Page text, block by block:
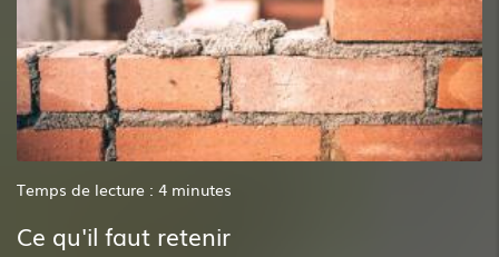
Temps de lecture : 4 minutes
Ce qu'il faut retenir